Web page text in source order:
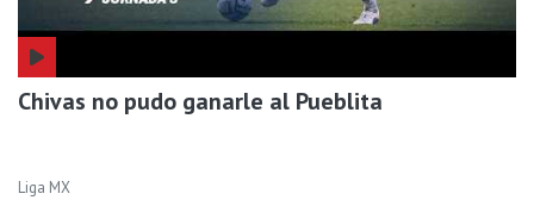
Chivas no pudo ganarle al Pueblita
Liga MX